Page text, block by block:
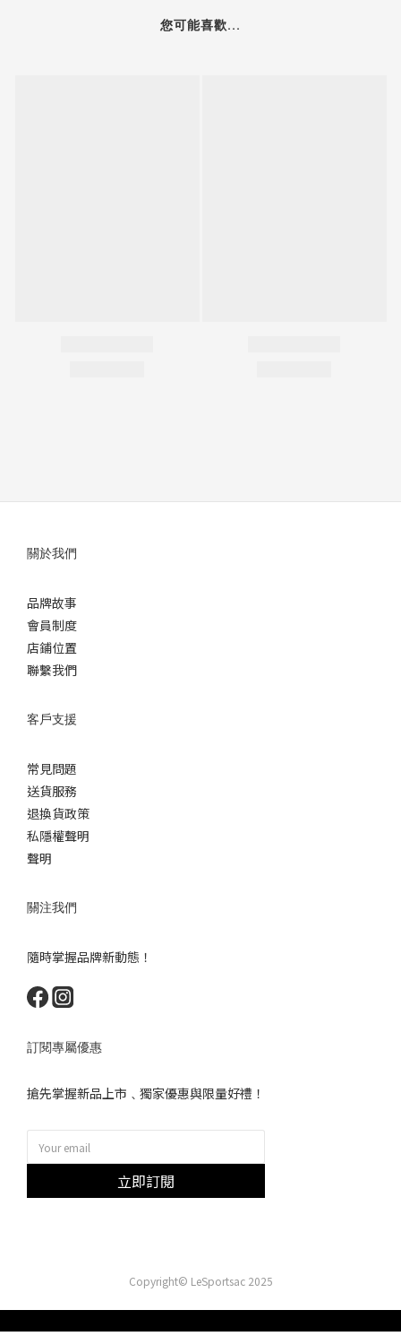
您可能喜歡...
關於我們
品牌故事
會員制度
店鋪位置
聯繫我們
客戶支援
常見問題
送貨服務
退換貨政策
私隱權聲明
聲明
關注我們
隨時掌握品牌新動態！
訂閱專屬優惠
搶先掌握新品上市﹑獨家優惠與限量好禮！
立即訂閱
Copyright© LeSportsac 2025